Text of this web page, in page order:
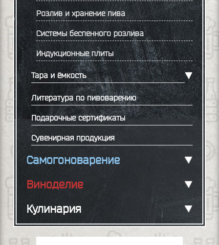
Розлив и хранение пива
Системы беспенного розлива
Индукционные плиты
Тара и ёмкость
Литература по пивоварению
Подарочные сертификаты
Сувенирная продукция
Самогоноварение
Виноделие
Кулинария